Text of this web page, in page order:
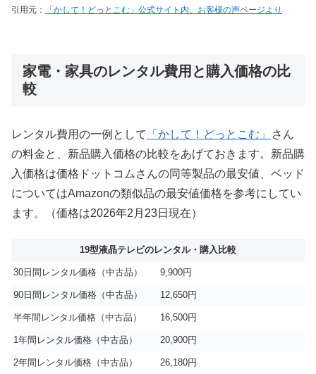
引用元： 「かして！どっとこむ」公式サイト内、お客様の声ページより
家電・家具のレンタル費用と購入価格の比
較
レンタル費用の一例として 「かして！どっとこむ」
さん
の料金と、新品購入価格の比較をあげておきます。新品購
入価格は価格ドットコムさんの同等製品の最安値、ベッド
についてはAmazonの類似品の最安値価格を参考にしてい
ます。（価格は2026年2月23日現在）
19型液晶テレビのレンタル・購入比較
30日間レンタル価格（中古品） 9,900円
90日間レンタル価格（中古品） 12,650円
半年間レンタル価格（中古品） 16,500円
1年間レンタル価格（中古品） 20,900円
2年間レンタル価格（中古品） 26,180円